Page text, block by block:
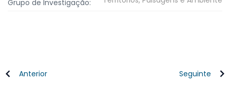
Grupo de Investigação:
Anterior Seguinte